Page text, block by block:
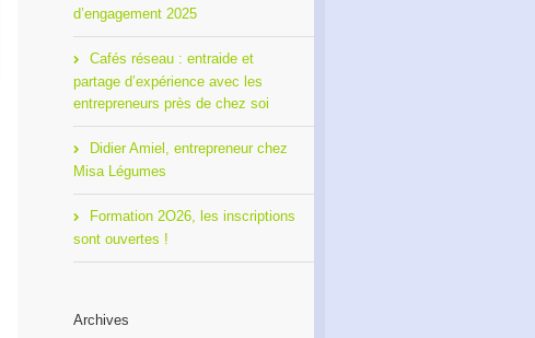
d’engagement 2025
Cafés réseau : entraide et
partage d’expérience avec les
entrepreneurs près de chez soi
Didier Amiel, entrepreneur chez
Misa Légumes
Formation 2O26, les inscriptions
sont ouvertes !
Archives